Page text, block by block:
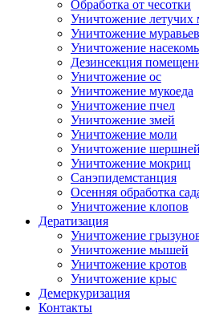
Обработка от чесотки
Уничтожение
Уничтожение муравьев
Уничтожение
Дезинсекция
Уничтожение ос
Уничтожение мукоеда
Уничтожение пчел
Уничтожение змей
Уничтожение моли
Уничтожение шершней
Уничтожение мокриц
Санэпидемстанция
Осенняя обработка
Уничтожение клопов
Дератизация
Уничтожение
Уничтожение мышей
Уничтожение кротов
Уничтожение крыс
Демеркуризация
Контакты